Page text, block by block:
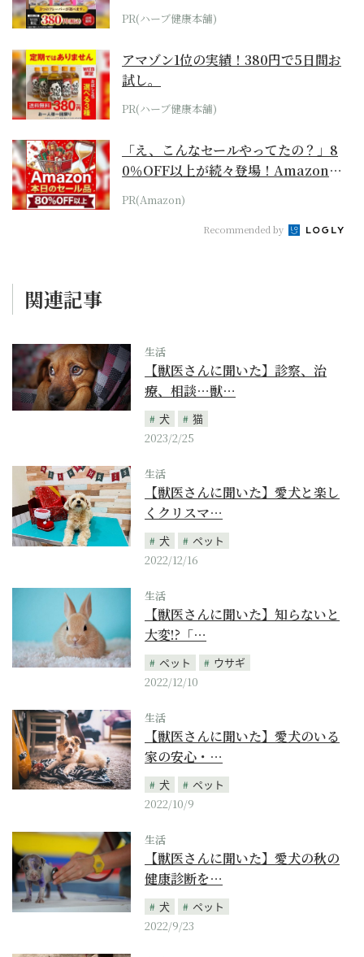
PR(ハーブ健康本舗)
アマゾン1位の実績！380円で5日間お
試し。
PR(ハーブ健康本舗)
「え、こんなセールやってたの？」8
0％OFF以上が続々登場！Amazonの
本気が...
PR(Amazon)
Recommended by
関連記事
生活
【獣医さんに聞いた】診察、治
療、相談…獣…
犬
猫
2023/2/25
生活
【獣医さんに聞いた】愛犬と楽し
くクリスマ…
犬
ペット
2022/12/16
生活
【獣医さんに聞いた】知らないと
大変!?「…
ペット
ウサギ
2022/12/10
生活
【獣医さんに聞いた】愛犬のいる
家の安心・…
犬
ペット
2022/10/9
生活
【獣医さんに聞いた】愛犬の秋の
健康診断を…
犬
ペット
2022/9/23